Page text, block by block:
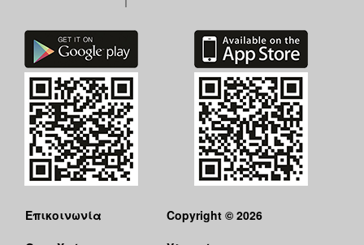
Επικοινωνία
Copyright © 2026